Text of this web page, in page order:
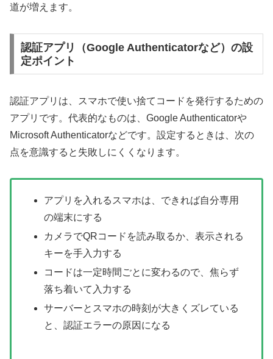
道が増えます。
認証アプリ（Google Authenticatorなど）の設
定ポイント
認証アプリは、スマホで使い捨てコードを発行するための
アプリです。代表的なものは、Google Authenticatorや
Microsoft Authenticatorなどです。設定するときは、次の
点を意識すると失敗しにくくなります。
アプリを入れるスマホは、できれば自分専用
の端末にする
カメラでQRコードを読み取るか、表示される
キーを手入力する
コードは一定時間ごとに変わるので、焦らず
落ち着いて入力する
サーバーとスマホの時刻が大きくズレている
と、認証エラーの原因になる